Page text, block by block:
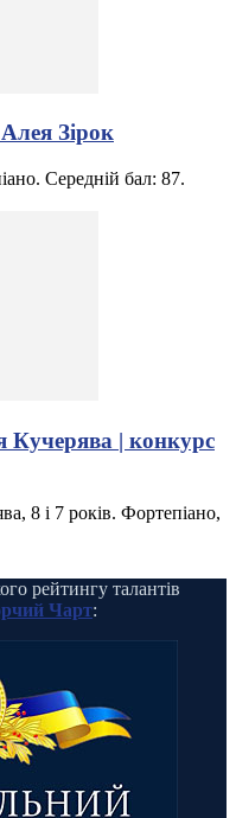
Зірок
Середній бал: 87.
Кучерява | конкурс
8 і 7 років. Фортепіано,
рейтингу талантів
Чарт: